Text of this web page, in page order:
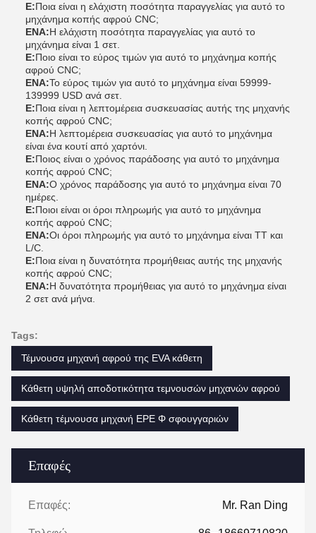
Επαφές
Επαφές: Mr. Ran Ding
Ε:Ποια είναι η ελάχιστη ποσότητα παραγγελίας για αυτό το
μηχάνημα κοπής αφρού CNC;
ΕΝΑ:Η ελάχιστη ποσότητα παραγγελίας για αυτό το
μηχάνημα είναι 1 σετ.
Ε:Ποιο είναι το εύρος τιμών για αυτό το μηχάνημα κοπής
αφρού CNC;
ΕΝΑ:Το εύρος τιμών για αυτό το μηχάνημα είναι 59999-
139999 USD ανά σετ.
Ε:Ποια είναι η λεπτομέρεια συσκευασίας αυτής της μηχανής
κοπής αφρού CNC;
ΕΝΑ:Η λεπτομέρεια συσκευασίας για αυτό το μηχάνημα
είναι ένα κουτί από χαρτόνι.
Ε:Ποιος είναι ο χρόνος παράδοσης για αυτό το μηχάνημα
κοπής αφρού CNC;
ΕΝΑ:Ο χρόνος παράδοσης για αυτό το μηχάνημα είναι 70
ημέρες.
Ε:Ποιοι είναι οι όροι πληρωμής για αυτό το μηχάνημα
κοπής αφρού CNC;
ΕΝΑ:Οι όροι πληρωμής για αυτό το μηχάνημα είναι TT και
L/C.
Ε:Ποια είναι η δυνατότητα προμήθειας αυτής της μηχανής
κοπής αφρού CNC;
ΕΝΑ:Η δυνατότητα προμήθειας για αυτό το μηχάνημα είναι
2 σετ ανά μήνα.
Tags:
Τέμνουσα μηχανή αφρού της EVA κάθετη
Κάθετη υψηλή αποδοτικότητα τεμνουσών μηχανών αφρού
Κάθετη τέμνουσα μηχανή EPE Φ σφουγγαριών